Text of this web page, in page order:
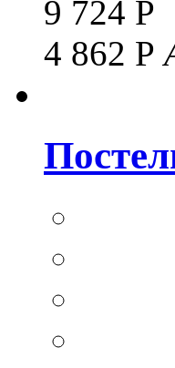
9 724 Р
4 862 Р